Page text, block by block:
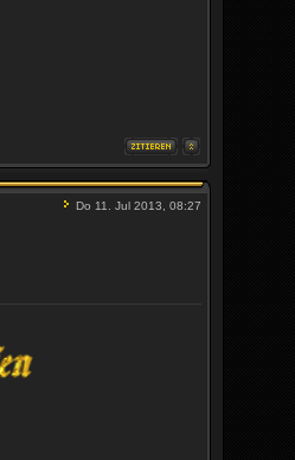
Do 11. Jul 2013, 08:27